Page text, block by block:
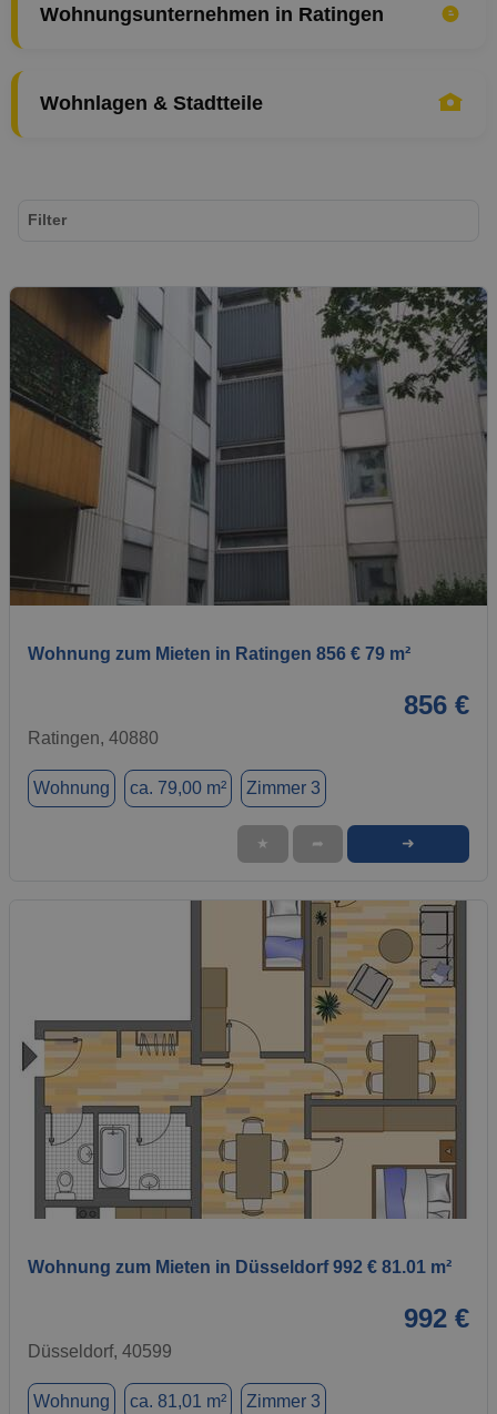
Wohnungsunternehmen in Ratingen
Wohnlagen & Stadtteile
1 / 1
Wohnung zum Mieten in Ratingen 856 € 79 m²
856 €
Ratingen, 40880
Wohnung ca. 79,00 m² Zimmer 3
★ ➦ ➜
1 / 1
Wohnung zum Mieten in Düsseldorf 992 € 81.01 m²
992 €
Düsseldorf, 40599
Wohnung ca. 81,01 m² Zimmer 3
Filter